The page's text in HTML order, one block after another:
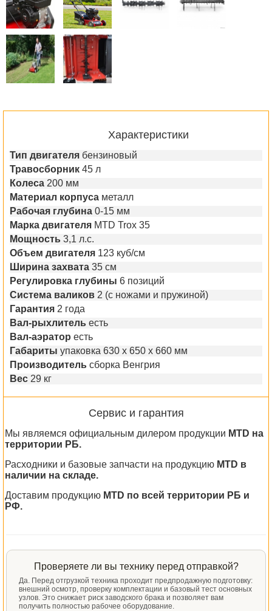
Характеристики
Тип двигателя бензиновый
Травосборник 45 л
Колеса 200 мм
Материал корпуса металл
Рабочая глубина 0-15 мм
Марка двигателя MTD Trox 35
Мощность 3,1 л.с.
Объем двигателя 123 куб/см
Ширина захвата 35 см
Регулировка глубины 6 позиций
Система валиков 2 (с ножами и пружиной)
Гарантия 2 года
Вал-рыхлитель есть
Вал-аэратор есть
Габариты упаковка 630 x 650 x 660 мм
Производитель сборка Венгрия
Вес 29 кг
Сервис и гарантия
Мы являемся официальным дилером продукции MTD на
территории РБ.
Расходники и базовые запчасти на продукцию MTD в
наличии на складе.
Доставим продукцию MTD по всей территории РБ и
РФ.
Проверяете ли вы технику перед отправкой?
Да. Перед отгрузкой техника проходит предпродажную подготовку:
внешний осмотр, проверку комплектации и базовый тест основных
узлов. Это снижает риск заводского брака и позволяет вам
получить полностью рабочее оборудование.